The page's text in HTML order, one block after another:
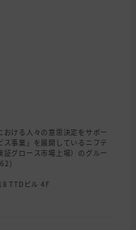
ける人々の意思決定をサポー
ス事業」を展開しているニフテ
グロース市場上場）のグルー
TTDビル 4F